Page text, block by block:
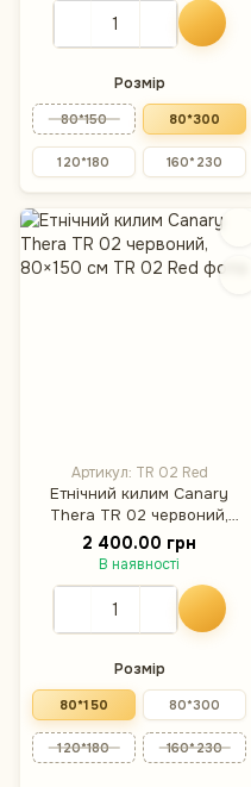
Розмір
80*150 80*300
120*180 160*230
Артикул: TR 02 Red
Етнічний килим Canary
Thera TR 02 червоний,
80×150 см
2 400.00 грн
В наявності
Розмір
80*150 80*300
120*180 160*230